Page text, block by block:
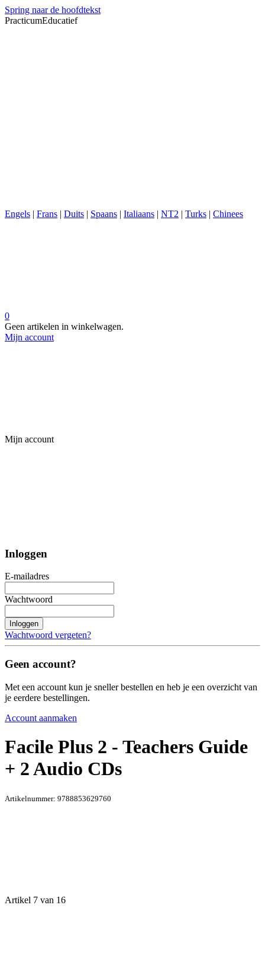
Spring naar de hoofdtekst
PracticumEducatief
Engels | Frans | Duits | Spaans | Italiaans | NT2 | Turks | Chinees
0
Geen artikelen in winkelwagen.
Mijn account
Mijn account
Inloggen
E-mailadres
Wachtwoord
Inloggen
Wachtwoord vergeten?
Geen account?
Met een account kun je sneller bestellen en heb je een overzicht van
je eerdere bestellingen.
Account aanmaken
Facile Plus 2 - Teachers Guide
+ 2 Audio CDs
Artikelnummer: 9788853629760
Artikel 7 van 16